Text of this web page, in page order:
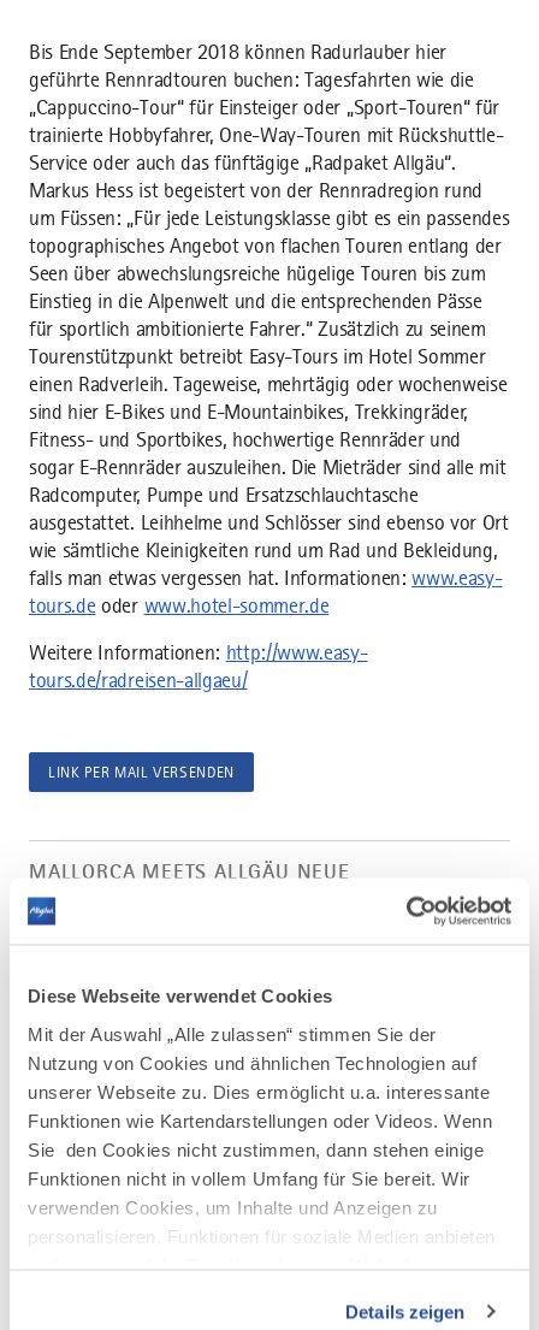
Diese Webseite verwendet Cookies
Mit der Auswahl „Alle zulassen“ stimmen Sie der
Nutzung von Cookies und ähnlichen Technologien auf
unserer Webseite zu. Dies ermöglicht u.a. interessante
Funktionen wie Kartendarstellungen oder Videos. Wenn
Sie den Cookies nicht zustimmen, dann stehen einige
Funktionen nicht in vollem Umfang für Sie bereit. Wir
verwenden Cookies, um Inhalte und Anzeigen zu
personalisieren, Funktionen für soziale Medien anbieten
Verwendung unserer Website an unsere Partner für
Details zeigen
Bis Ende September 2018 können Radurlauber hier
geführte Rennradtouren buchen: Tagesfahrten wie die
„Cappuccino-Tour“ für Einsteiger oder „Sport-Touren“ für
trainierte Hobbyfahrer, One-Way-Touren mit Rückshuttle-
Service oder auch das fünftägige „Radpaket Allgäu“.
Markus Hess ist begeistert von der Rennradregion rund
um Füssen: „Für jede Leistungsklasse gibt es ein passendes
topographisches Angebot von flachen Touren entlang der
Seen über abwechslungsreiche hügelige Touren bis zum
Einstieg in die Alpenwelt und die entsprechenden Pässe
für sportlich ambitionierte Fahrer.“ Zusätzlich zu seinem
Tourenstützpunkt betreibt Easy-Tours im Hotel Sommer
einen Radverleih. Tageweise, mehrtägig oder wochenweise
sind hier E-Bikes und E-Mountainbikes, Trekkingräder,
Fitness- und Sportbikes, hochwertige Rennräder und
sogar E-Rennräder auszuleihen. Die Mieträder sind alle mit
Radcomputer, Pumpe und Ersatzschlauchtasche
ausgestattet. Leihhelme und Schlösser sind ebenso vor Ort
wie sämtliche Kleinigkeiten rund um Rad und Bekleidung,
falls man etwas vergessen hat. Informationen:www.easy-
tours.de oder www.hotel-sommer.de
Weitere Informationen: http://www.easy-
tours.de/radreisen-allgaeu/
LINK PER MAIL VERSENDEN
MALLORCA MEETS ALLGÄU NEUE
RADSTATION IN FÜSSEN
DOCX
Mallorca
Allgäu
Neue
herunterladen
©
Rennradlergruppe im Allgäuer Voralpenland © Allgäu GmbH
©Allgäu GmbH
PNG 4.7 MB
Bild
Rennradlergruppe
im
Allgäuer
Voralpenland
©
Allgäu
GmbH
herunterladen
©
Rennrad Tour östlich von Füssen © Wolfgang Sommer,
Füssen
©Wolfgang Sommer
JPG 4 MB
Bild
Rennrad
östlich
von
©
Rennradtour am Hopfensee bei Füssen © Füssen Tourismus